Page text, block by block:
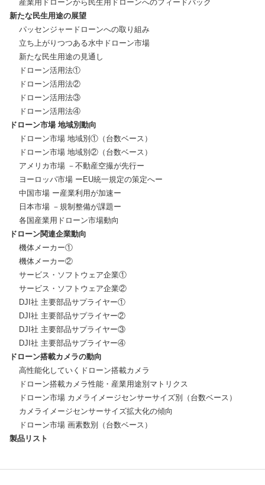
新たな民生用途の展望
    パッセンジャードローンへの取り組み
    立ち上がりつつある水中ドローン市場
    新たな民生用途の見通し
    ドローン活用法①
    ドローン活用法②
    ドローン活用法③
ドローン市場 地域別動向
    ドローン市場 地域別①（台数ベース）
    ドローン市場 地域別②（台数ベース）
    アメリカ市場 －不動産空撮が先行ー
    ヨーロッパ市場 ーEU統一規定の策定へー
    中国市場 ー産業利用が加速ー
    日本市場 －規制整備が課題ー
ドローン関連企業動向
    機体メーカー①
    機体メーカー②
    サービス・ソフトウェア企業①
    サービス・ソフトウェア企業②
    DJI社 主要部品サプライヤー①
    DJI社 主要部品サプライヤー②
    DJI社 主要部品サプライヤー③
ドローン搭載カメラの動向
    高性能化していくドローン搭載カメラ
    ドローン搭載カメラ性能・産業用途別マトリクス
    ドローン市場 カメライメージセンサーサイズ別（台数ベース）
    カメライメージセンサーサイズ拡大化の傾向
製品リスト